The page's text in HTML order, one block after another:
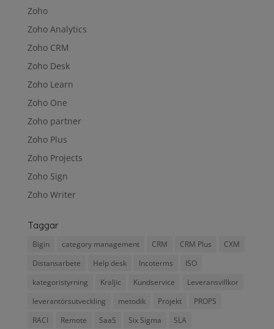
Zoho
Zoho Analytics
Zoho CRM
Zoho Desk
Zoho Learn
Zoho One
Zoho partner
Zoho Plus
Zoho Projects
Zoho Sign
Zoho Writer
Taggar
Bigin category management CRM CRM Plus
CXM
Distansarbete
Help desk Incoterms
ISO
kategoristyrning
Kraljic Kundservice
Leveransvillkor
leverantörsutveckling
metodik Projekt
PROPS
RACI
Remote SaaS Six Sigma
SLA